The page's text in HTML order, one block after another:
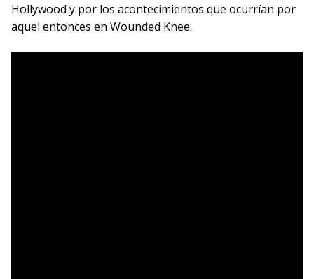
Hollywood y por los acontecimientos que ocurrían por
aquel entonces en Wounded Knee.